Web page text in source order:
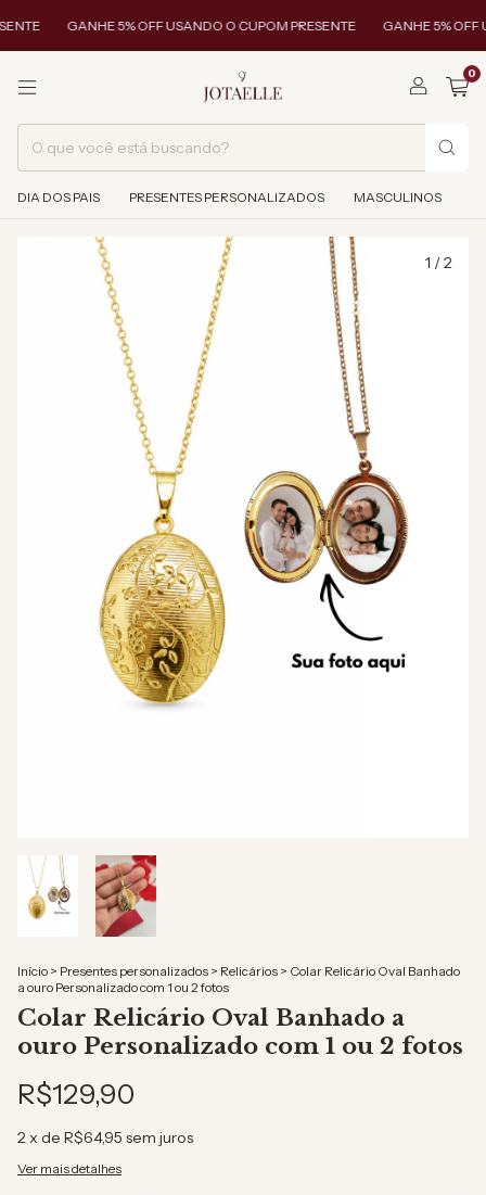
GANHE 5% OFF USANDO O CUPOM PRESENTE GANHE 5% OFF
0
DIA DOS PAIS PRESENTES PERSONALIZADOS MASCULINOS
1 /2
Início > Presentes personalizados > Relicários > Colar Relicário Oval Banhado
a ouro Personalizado com 1 ou 2 fotos
Colar Relicário Oval Banhado a
ouro Personalizado com 1 ou 2 fotos
R$129,90
2x de R$64,95 sem juros
Ver mais detalhes